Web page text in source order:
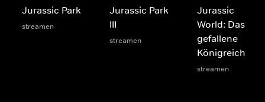
Jurassic Park
streamen
Jurassic Park
III
streamen
Jurassic
World: Das
gefallene
Königreich
streamen